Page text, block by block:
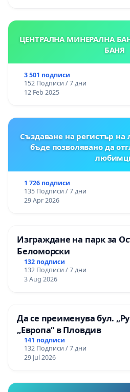
ЦЕНТРАЛНА МИНЕРАЛНА
БАНЯ
3 501 подписи
152 Подписи / 7 дни
12 Feb 2025
Създаване на регистър на
бъде позволявано да
1 726 подписи
135 Подписи / 7 дни
29 Apr 2026
Изграждане на парк за
Беломорски
132 подписи
132 Подписи / 7 дни
3 Aug 2026
Да се преименува бул.
„Европа“ в Пловдив
141 подписи
132 Подписи / 7 дни
29 Jul 2026